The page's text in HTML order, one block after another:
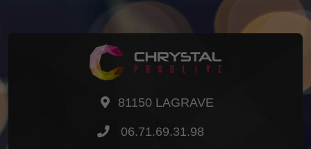
81150 LAGRAVE
06.71.69.31.98